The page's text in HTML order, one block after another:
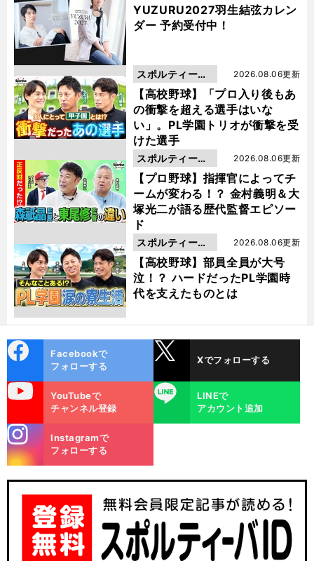
YUZURU2027羽生結弦カレン
ダー 予約受付中！
【高校野球】「プロ入り後もあ
の衝撃を超える選手はいな
い」。PL学園トリオが衝撃を受
けた選手
2026.08.06更新
スポルティーバ
動画
【プロ野球】指揮官によってチ
ームが変わる！？ 金村義明＆大
塚光二が語る歴代監督エピソー
ド
2026.08.06更新
スポルティーバ
動画
【高校野球】部員全員が大号
泣！？ ハードだったPL学園時
代を支えたものとは
2026.08.06更新
スポルティーバ
動画
ok
Facebookで
フォローする
Xでフォローする
YouTubeで
チャンネル登録
LINE
LINEで
アカウント追加
m
Instagramで
フォローする